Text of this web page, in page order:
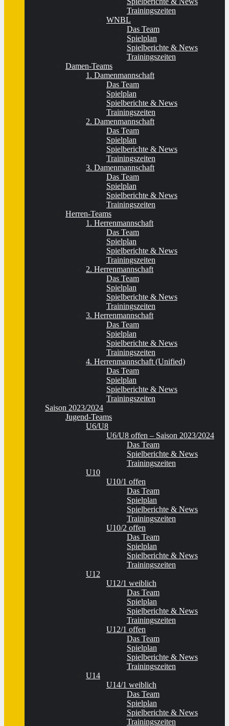
Trainingszeiten
WNBL
Das Team
Spielplan
Spielberichte & News
Trainingszeiten
Damen-Teams
1. Damenmannschaft
Das Team
Spielplan
Spielberichte & News
Trainingszeiten
2. Damenmannschaft
Das Team
Spielplan
Spielberichte & News
Trainingszeiten
3. Damenmannschaft
Das Team
Spielplan
Spielberichte & News
Trainingszeiten
Herren-Teams
1. Herrenmannschaft
Das Team
Spielplan
Spielberichte & News
Trainingszeiten
2. Herrenmannschaft
Das Team
Spielplan
Spielberichte & News
Trainingszeiten
3. Herrenmannschaft
Das Team
Spielplan
Spielberichte & News
Trainingszeiten
4. Herrenmannschaft (Unified)
Das Team
Spielplan
Spielberichte & News
Trainingszeiten
Saison 2023/2024
Jugend-Teams
U6/U8
U6/U8 offen – Saison 2023/2024
Das Team
Spielberichte & News
Trainingszeiten
U10
U10/1 offen
Das Team
Spielplan
Spielberichte & News
Trainingszeiten
U10/2 offen
Das Team
Spielplan
Spielberichte & News
Trainingszeiten
U12
U12/1 weiblich
Das Team
Spielplan
Spielberichte & News
Trainingszeiten
U12/1 offen
Das Team
Spielplan
Spielberichte & News
Trainingszeiten
U14
U14/1 weiblich
Das Team
Spielplan
Spielberichte & News
Trainingszeiten